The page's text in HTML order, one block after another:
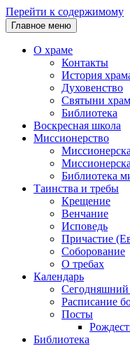
Перейти к содержимому
Главное меню
О храме
Контакты
История
Духовенство
Святыни
Библиотека
Воскресная школа
Миссионерство
Библиотека
Таинства и требы
Крещение
Венчание
Исповедь
Причастие
Соборование
О требах
Календарь
Сегодняшний
Расписание
Посты
Библиотека